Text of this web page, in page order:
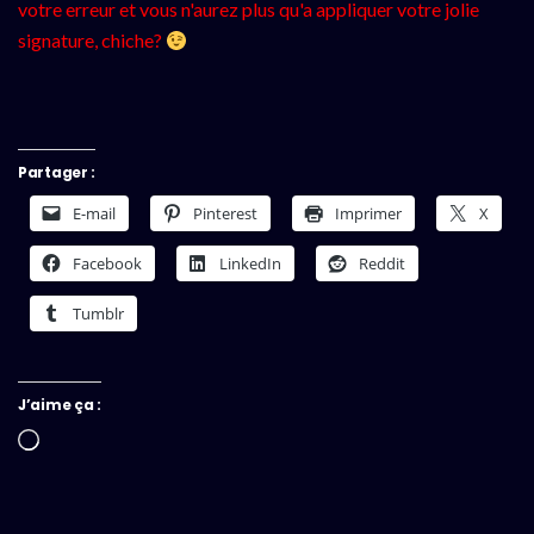
votre erreur et vous n'aurez plus qu'a appliquer votre jolie
signature, chiche?
Partager :
E-mail Pinterest Imprimer X
Facebook LinkedIn Reddit
Tumblr
J’aime ça :
Chargement…